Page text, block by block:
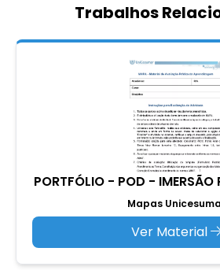
Trabalhos
PORTFÓLIO - POD - IMERSÃO
Mapas
Ver Material